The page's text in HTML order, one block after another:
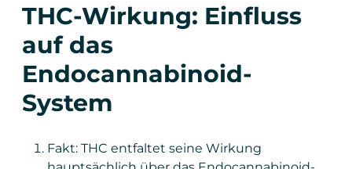
THC-Wirkung: Einfluss
auf das
Endocannabinoid-
System
Fakt: THC entfaltet seine Wirkung